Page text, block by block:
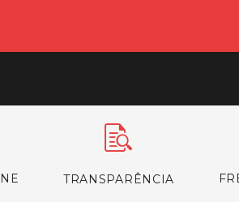
TRANSPARÊNCIA